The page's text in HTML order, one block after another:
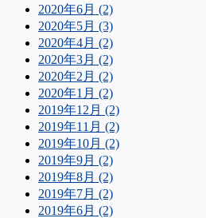
2020年6月 (2)
2020年5月 (3)
2020年4月 (2)
2020年3月 (2)
2020年2月 (2)
2020年1月 (2)
2019年12月 (2)
2019年11月 (2)
2019年10月 (2)
2019年9月 (2)
2019年8月 (2)
2019年7月 (2)
2019年6月 (2)